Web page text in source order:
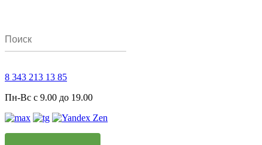
8 343 213 13 85
Пн-Вс с 9.00 до 19.00